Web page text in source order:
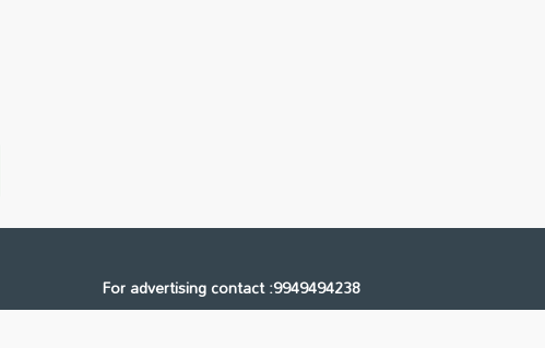
For advertising contact :9949494238
Email: digital@ntvnetwork.com